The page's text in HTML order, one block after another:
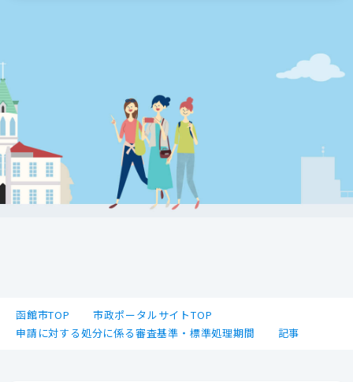
函館市TOP
市政ポータルサイトTOP
申請に対する処分に係る審査基準・標準処理期間
記事